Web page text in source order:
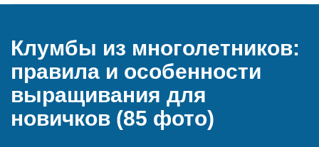
Клумбы из многолетников:
правила и особенности
выращивания для
новичков (85 фото)